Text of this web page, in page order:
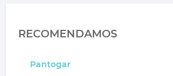
RECOMENDAMOS
Pantogar